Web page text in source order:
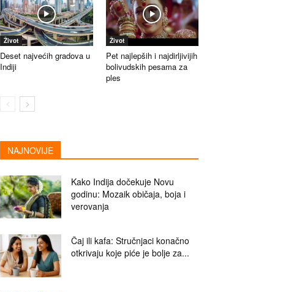
Život
Deset najvećih gradova u
Indiji
Život
Pet najlepših i najdirljivijih
bolivudskih pesama za
ples
NAJNOVIJE
Kako Indija dočekuje Novu
godinu: Mozaik običaja, boja i
verovanja
Čaj ili kafa: Stručnjaci konačno
otkrivaju koje piće je bolje za...